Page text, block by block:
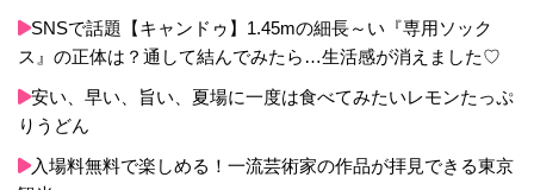
SNSで話題【キャンドゥ】1.45mの細長～い『専用ソック
ス』の正体は？通して結んでみたら…生活感が消えました♡
安い、早い、旨い、夏場に一度は食べてみたいレモンたっぷ
りうどん
入場料無料で楽しめる！一流芸術家の作品が拝見できる東京